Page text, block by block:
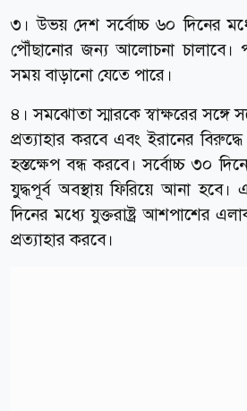
৩। উভয় দেশ সর্বোচ্চ ৬০ দিনের
পৌঁছানোর জন্য আলোচনা চালাবে।
সময় বাড়ানো যেতে পারে।
৪। সমঝোতা স্মারকে স্বাক্ষরের সঙ্গে
প্রত্যাহার করবে এবং ইরানের
হস্তক্ষেপ বন্ধ করবে। সর্বোচ্চ ৩০
যুদ্ধপূর্ব অবস্থায় ফিরিয়ে আনা হবে।
দিনের মধ্যে যুক্তরাষ্ট্র আশপাশের
প্রত্যাহার করবে।